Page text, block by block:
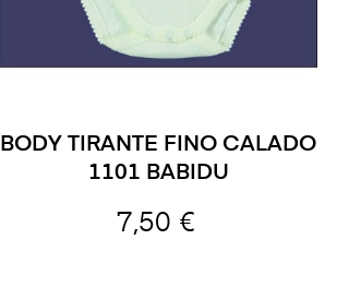
BODY TIRANTE FINO CALADO
1101 BABIDU
7,50 €